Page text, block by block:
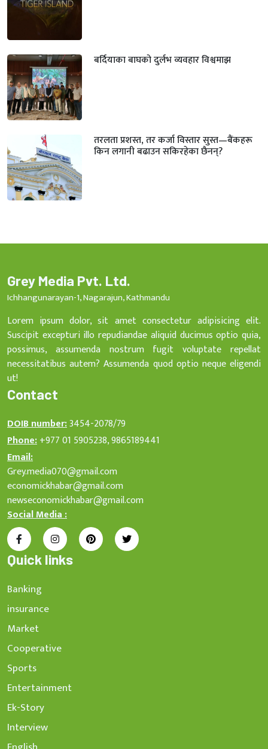
बर्दियाका बाघको दुर्लभ व्यवहार विश्वमाझ
तरलता प्रशस्त, तर कर्जा विस्तार सुस्त—बैंकहरू
किन लगानी बढाउन सकिरहेका छैनन्?
Grey Media Pvt. Ltd.
Ichhangunarayan-1, Nagarajun, Kathmandu
Lorem ipsum dolor, sit amet consectetur adipisicing elit.
Suscipit excepturi illo repudiandae aliquid ducimus optio quia,
possimus, assumenda nostrum fugit voluptate repellat
necessitatibus autem? Assumenda quod optio neque eligendi
ut!
Contact
DOIB number:3454-2078/79
Phone:+977 01 5905238, 9865189441
Email:
Grey.media070@gmail.com
economickhabar@gmail.com
newseconomickhabar@gmail.com
Social Media :
Quick links
Banking
insurance
Market
Cooperative
Sports
Entertainment
Ek-Story
Interview